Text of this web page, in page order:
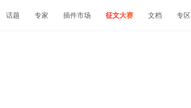
话题 专家 插件市场 征文大赛 文档 专区